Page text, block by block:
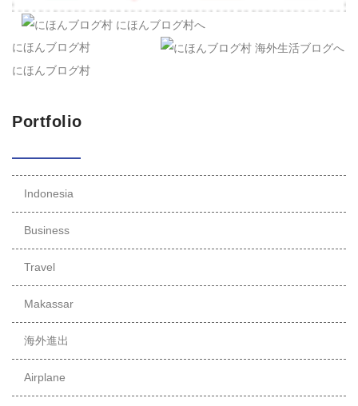
にほんブログ村
にほんブログ村
Portfolio
Indonesia
Business
Travel
Makassar
海外進出
Airplane